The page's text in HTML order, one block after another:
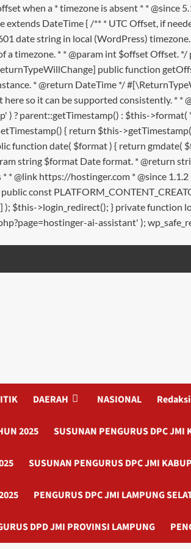
when a * timezone is absent * * @since
DateTime { /** * UTC Offset, if
date string in local (WordPress)
a timezone. * * @param int $offset
public function
* @return DateTime */
so it can be supported consistently. *
) ? parent::getTimestamp() : $this-
{ return $this-
function date( $format ) { return
string $format Date format. * @return
* @link https://hostinger.com * @since
const
$this->login_redirect(); } private function
ai-assistant' );
DAERAH NASIONAL Redaksi
2025 SUSUNAN PENGURUS DPC JMI
SUSUNAN PENGURUS DPC JMI
PENGURUS DPC JMI LAMPUNG
DPD JMI PROVINSI LAMPUNG